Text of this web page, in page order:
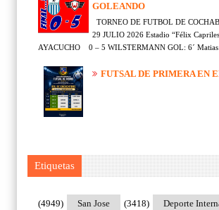
GOLEANDO
TORNEO DE FUTBOL DE
29 JULIO 2026 Estadio “Félix
AYACUCHO 0 – 5 WILSTERMANN GOL: 6´ Matias
FUTSAL DE PRIMERA EN
Etiquetas
San Jose
(4949) Deporte
(3418)